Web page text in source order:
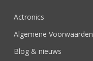
Actronics
Algemene Voorwaarden
Blog & nieuws